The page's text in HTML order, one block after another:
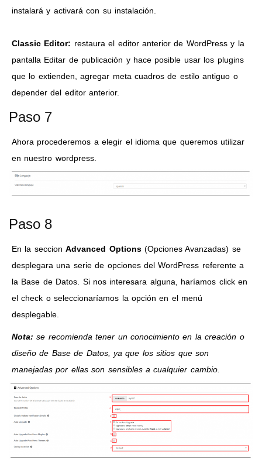
instalará y activará con su instalación.
Classic Editor: restaura el editor anterior de WordPress y la
pantalla Editar de publicación y hace posible usar los plugins
que lo extienden, agregar meta cuadros de estilo antiguo o
depender del editor anterior.
Paso 7
Ahora procederemos a elegir el idioma que queremos utilizar
en nuestro wordpress.
Paso 8
En la seccionAdvanced Options(Opciones Avanzadas) se
desplegara una serie de opciones del WordPress referente a
la Base de Datos. Si nos interesara alguna, haríamos click en
el check o seleccionaríamos la opción en el menú
desplegable.
Nota: se recomienda tener un conocimiento en la creación o
diseño de Base de Datos, ya que los sitios que son
manejadas por ellas son sensibles a cualquier cambio.